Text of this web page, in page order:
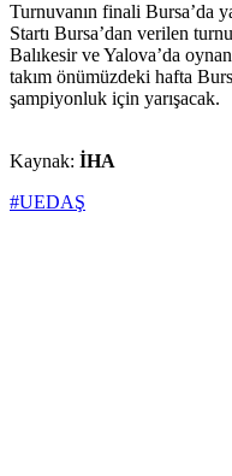
Turnuvanın finali Bursa’da
Startı Bursa’dan verilen
Balıkesir ve Yalova’da
takım önümüzdeki hafta
şampiyonluk için yarışacak.
Kaynak: İHA
#UEDAŞ